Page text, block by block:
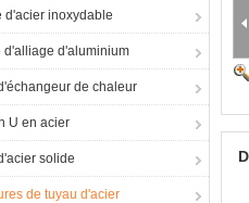
d'acier inoxydable
d'alliage d'aluminium
de chaleur
U en acier
solide
de tuyau d'acier